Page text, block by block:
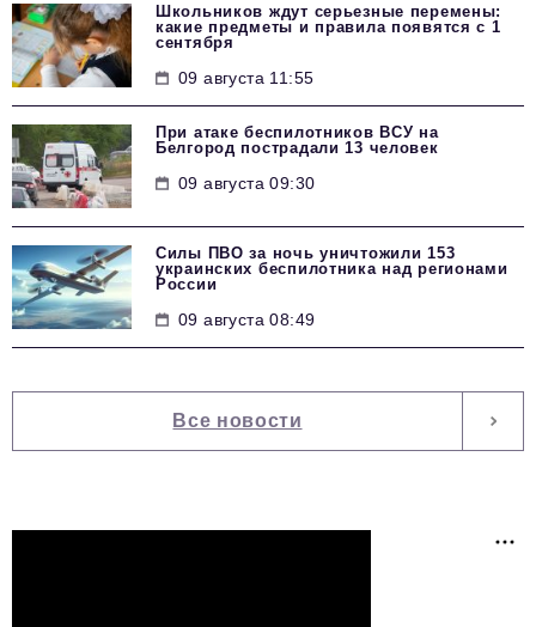
Школьников ждут серьезные перемены:
какие предметы и правила появятся с 1
сентября
09 августа 11:55
При атаке беспилотников ВСУ на
Белгород пострадали 13 человек
09 августа 09:30
Силы ПВО за ночь уничтожили 153
украинских беспилотника над регионами
России
09 августа 08:49
Все новости